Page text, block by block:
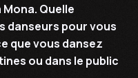
Mona. Quelle
danseurs pour vous
que vous dansez
ou dans le public